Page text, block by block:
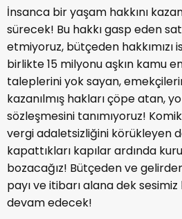
İnsanca bir yaşam hakkını
sürecek! Bu hakkı gasp eden
etmiyoruz, bütçeden hakkımızı
birlikte 15 milyonu aşkın kamu
taleplerini yok sayan,
kazanılmış hakları çöpe atan,
sözleşmesini tanımıyoruz!
vergi adaletsizliğini körükleyen
kapattıkları kapılar ardında
bozacağız! Bütçeden ve
payı ve itibarı alana dek
devam edecek!